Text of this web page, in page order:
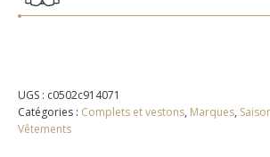
UGS : c0502c914071
Catégories : Complets et vestons, Marques,
Vêtements